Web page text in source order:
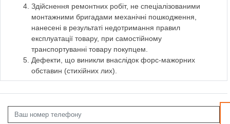
Здійснення ремонтних робіт, не спеціалізованими
монтажними бригадами механічні пошкодження,
нанесені в результаті недотримання правил
експлуатації товару, при самостійному
транспортуванні товару покупцем.
Дефекти, що виникли внаслідок форс-мажорних
обставин (стихійних лих).